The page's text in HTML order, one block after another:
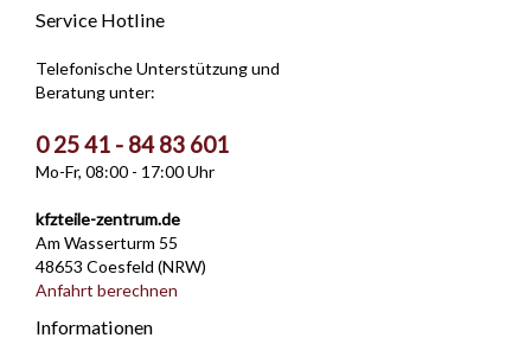
Service Hotline
Telefonische Unterstützung und
Beratung unter:
0 25 41 - 84 83 601
Mo-Fr, 08:00 - 17:00 Uhr
kfzteile-zentrum.de
Am Wasserturm 55
48653 Coesfeld (NRW)
Anfahrt berechnen
Informationen